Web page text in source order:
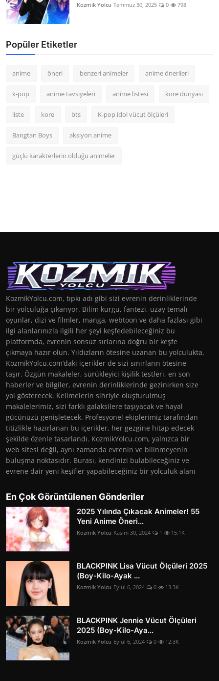
Kozmik Yolcu Temmuz 30, 2025 0 798
Popüler Etiketler
anime öneri benzeri animeler anime önerileri
k-pop anime tavsiyeleri anime listesi kore dünyası
liste kore bts K-pop idol vücut ölçüleri
Bangtan Boys aksiyon anime
güçlü karakterlerin olduğu animeler
KozmikYolcu.com, tıpkı adı gibi sizi evrenin derinliklerinde
bir yolculuğa çıkarıyor. Bilim kurgu, fantezi, uzay temalı
oyunlar, dizi ve filmler, manga, webtoon ve daha fazlası gibi
ilgi alanlarınızla ilgili her şeyi keşfedebileceğiniz bu
platformda, evrenin sonsuz sırlarına doğru bir keşfe
çıkmaya hazır olun. Yıldızların ötesine uzanan bu yolculukta,
KozmikYolcu.com’daki içerikler de sizi sınırların ötesine
taşır. Özgün makaleler, sürükleyici kişilik testleri, en son
haberler ve bilgiler, evrenin derinliklerinde gezinirken size
yol gösterecek. Kelimelerin sihriyle oluşturulmuş
makalelerimiz, sizi farklı galaksilere taşıyacak ve hayal
gücünüzü genişletecek. Profesyonel ekiplerimiz tarafından
titizlikle hazırlanan bu içerikler, her gezgine hitap edecek
şekilde özenle tasarlandı. KozmikYolcu.com, yalnızca bir
web sitesi değil, aynı zamanda evrenin ve bilinmeyenin
buluşma noktasıdır. Burası, kendinizi bulabileceğiniz ve
evrene dair yeni keşifler yapabileceğiniz bir yolculuk alanı
En Çok Görüntülenen Gönderiler
2025 Yılında Çıkacak Animeler! 55
Yeni Anime Öneri...
Kozmik Yolcu Kasım 30, 2024 1 15.1K
BLACKPINK Lisa Vücut Ölçüleri 2025
(Boy-Kilo-Ayak ...
Kozmik Yolcu Eylül 6, 2024 0 13.3K
BLACKPINK Jennie Vücut Ölçüleri
2025 (Boy-Kilo-Aya...
Kozmik Yolcu Eylül 6, 2024 0 12.3K